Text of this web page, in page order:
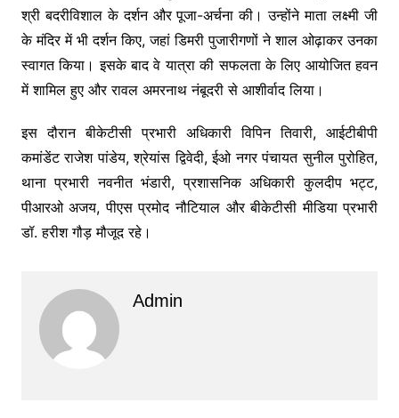
श्री बदरीविशाल के दर्शन और पूजा-अर्चना की। उन्होंने माता लक्ष्मी जी
के मंदिर में भी दर्शन किए, जहां डिमरी पुजारीगणों ने शाल ओढ़ाकर उनका
स्वागत किया। इसके बाद वे यात्रा की सफलता के लिए आयोजित हवन
में शामिल हुए और रावल अमरनाथ नंबूदरी से आशीर्वाद लिया।
इस दौरान बीकेटीसी प्रभारी अधिकारी विपिन तिवारी, आईटीबीपी
कमांडेंट राजेश पांडेय, श्रेयांस द्विवेदी, ईओ नगर पंचायत सुनील पुरोहित,
थाना प्रभारी नवनीत भंडारी, प्रशासनिक अधिकारी कुलदीप भट्ट,
पीआरओ अजय, पीएस प्रमोद नौटियाल और बीकेटीसी मीडिया प्रभारी
डॉ. हरीश गौड़ मौजूद रहे।
Admin